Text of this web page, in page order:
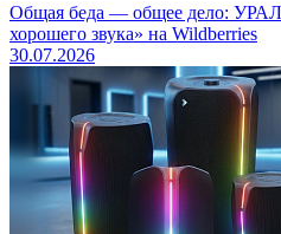
Общая беда — общее дело:
хорошего звука» на Wildberries
30.07.2026